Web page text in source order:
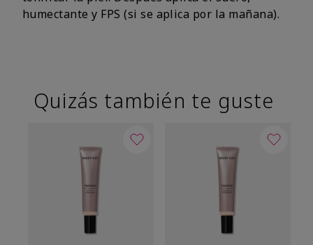
humectante y FPS (si se aplica por la mañana).
Quizás también te guste